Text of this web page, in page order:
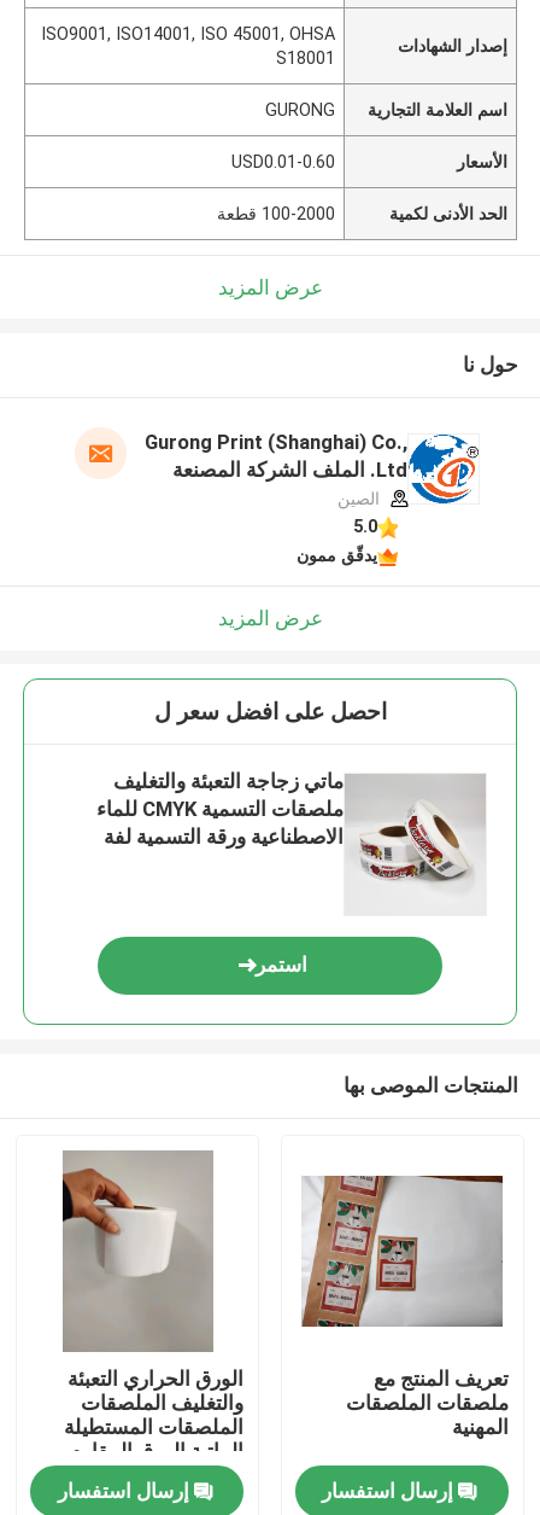
إصدار الشهادات
ISO9001, ISO14001, ISO 45001, OHSA
S18001
اسم العلامة التجارية GURONG
الأسعار USD0.01-0.60
الحد الأدنى لكمية 100-2000 قطعة
عرض المزيد
حول نا
Gurong Print (Shanghai) Co.,
Ltd. الملف الشركة المصنعة
الصين
5.0
يدقّق ممون
عرض المزيد
احصل على افضل سعر ل
ماتي زجاجة التعبئة والتغليف
ملصقات التسمية CMYK للماء
الاصطناعية ورقة التسمية لفة
استمر
المنتجات الموصى بها
تعريف المنتج مع
ملصقات الملصقات
المهنية
إرسال استفسار
الورق الحراري التعبئة
والتغليف الملصقات
الملصقات المستطيلة
الماتية الورق المقاوم
للماء الفينيل
إرسال استفسار